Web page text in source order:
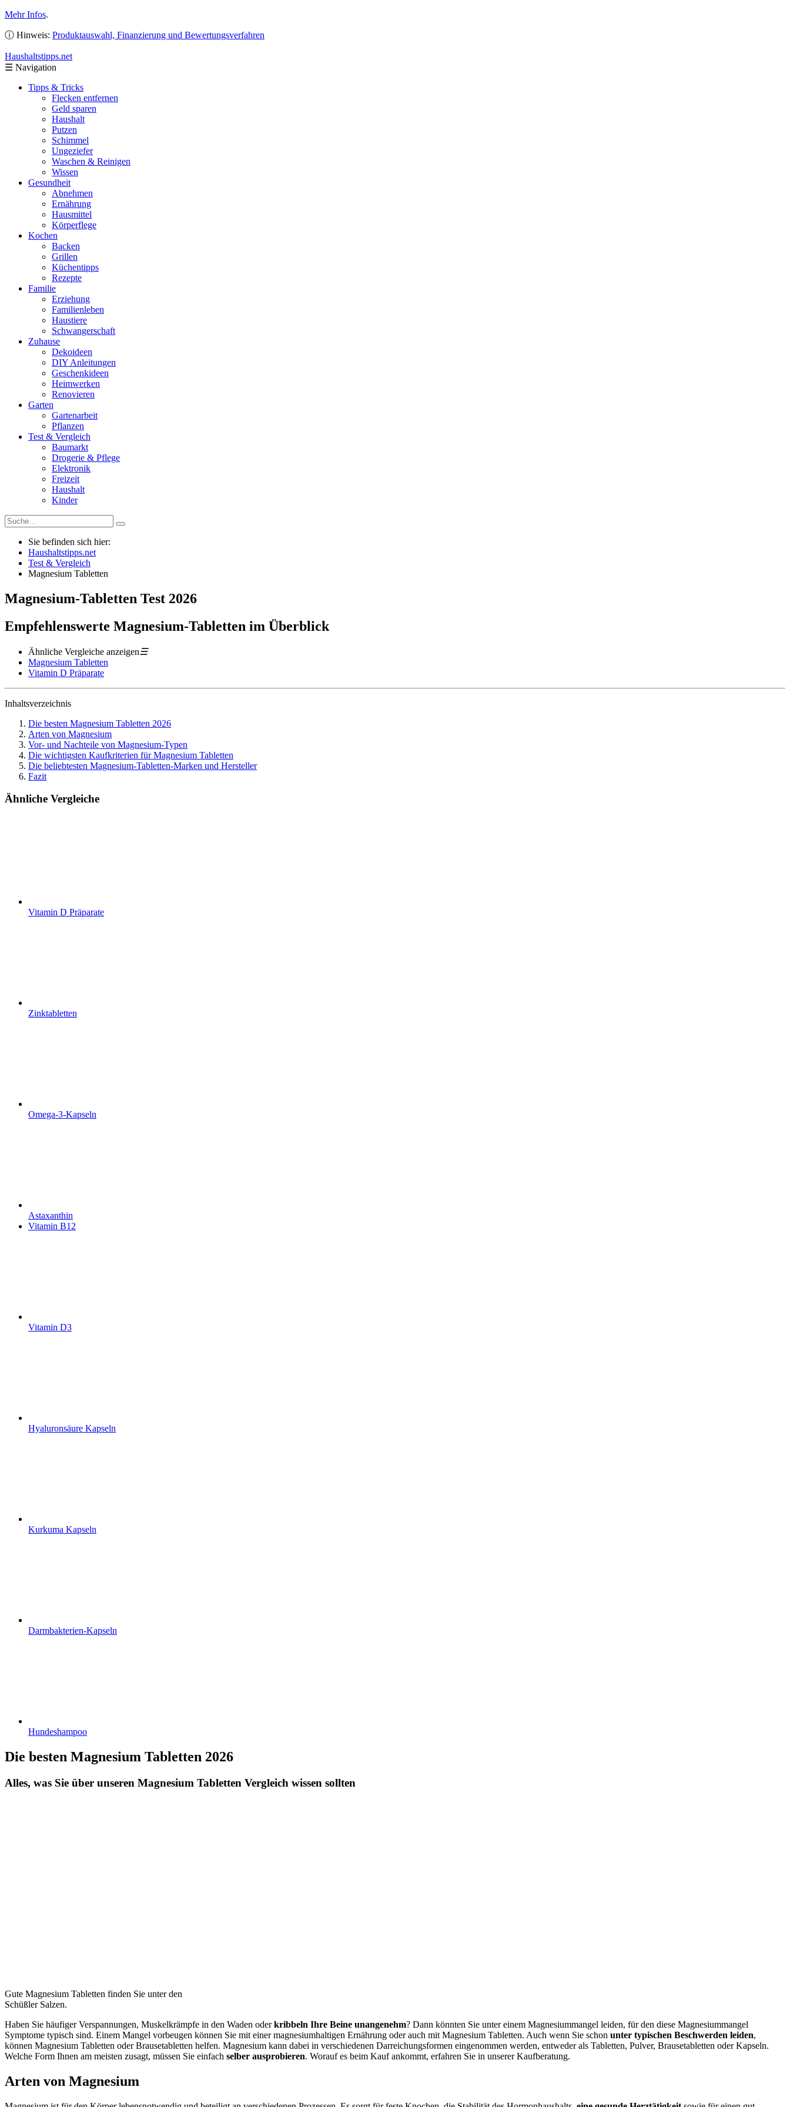
Mehr Infos.
ⓘ Hinweis: Produktauswahl, Finanzierung und Bewertungsverfahren
Haushaltstipps.net
☰ Navigation
Tipps & Tricks
Flecken entfernen
Geld sparen
Haushalt
Putzen
Schimmel
Ungeziefer
Waschen & Reinigen
Wissen
Gesundheit
Abnehmen
Ernährung
Hausmittel
Körperflege
Kochen
Backen
Grillen
Küchentipps
Rezepte
Familie
Erziehung
Familienleben
Haustiere
Schwangerschaft
Zuhause
Dekoideen
DIY Anleitungen
Geschenkideen
Heimwerken
Renovieren
Garten
Gartenarbeit
Pflanzen
Test & Vergleich
Baumarkt
Drogerie & Pflege
Elektronik
Freizeit
Haushalt
Kinder
Sie befinden sich hier:
Haushaltstipps.net
Test & Vergleich
Magnesium Tabletten
Magnesium-Tabletten Test 2026
Empfehlenswerte Magnesium-Tabletten im Überblick
Ähnliche Vergleiche anzeigen☰
Magnesium Tabletten
Vitamin D Präparate
Inhaltsverzeichnis
Die besten Magnesium Tabletten 2026
Arten von Magnesium
Vor- und Nachteile von Magnesium-Typen
Die wichtigsten Kaufkriterien für Magnesium Tabletten
Die beliebtesten Magnesium-Tabletten-Marken und Hersteller
Fazit
Ähnliche Vergleiche
Vitamin D Präparate
Zinktabletten
Omega-3-Kapseln
Astaxanthin
Vitamin B12
Vitamin D3
Hyaluronsäure Kapseln
Kurkuma Kapseln
Darmbakterien-Kapseln
Hundeshampoo
Die besten Magnesium Tabletten 2026
Alles, was Sie über unseren Magnesium Tabletten Vergleich wissen sollten
Gute Magnesium Tabletten finden Sie unter den
Schüßler Salzen.
Haben Sie häufiger Verspannungen, Muskelkrämpfe in den Waden oderkribbeln Ihre Beine unangenehm? Dann könnten Sie unter einem Magnesiummangel leiden, für den diese Magnesiummangel
Symptome typisch sind. Einem Mangel vorbeugen können Sie mit einer magnesiumhaltigen Ernährung oder auch mit Magnesium Tabletten. Auch wenn Sie schon unter typischen Beschwerden leiden,
können Magnesium Tabletten oder Brausetabletten helfen. Magnesium kann dabei in verschiedenen Darreichungsformen eingenommen werden, entweder als Tabletten, Pulver, Brausetabletten oder Kapseln.
Welche Form Ihnen am meisten zusagt, müssen Sie einfach selber ausprobieren. Worauf es beim Kauf ankommt, erfahren Sie in unserer Kaufberatung.
Arten von Magnesium